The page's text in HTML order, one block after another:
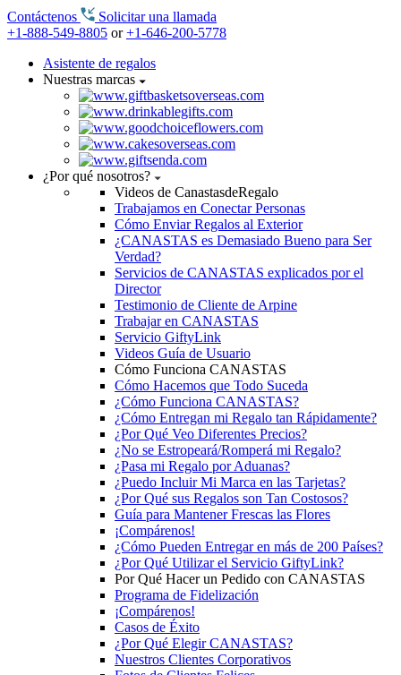
Contáctenos
Solicitar una llamada
+1-888-549-8805 or+1-646-200-5778
Asistente de regalos
Nuestras marcas
¿Por qué nosotros?
Videos de CanastasdeRegalo
Trabajamos en Conectar Personas
Cómo Enviar Regalos al Exterior
¿CANASTAS es Demasiado Bueno para Ser
Verdad?
Servicios de CANASTAS explicados por el
Director
Testimonio de Cliente de Arpine
Trabajar en CANASTAS
Servicio GiftyLink
Videos Guía de Usuario
Cómo Funciona CANASTAS
Cómo Hacemos que Todo Suceda
¿Cómo Funciona CANASTAS?
¿Cómo Entregan mi Regalo tan Rápidamente?
¿Por Qué Veo Diferentes Precios?
¿No se Estropeará/Romperá mi Regalo?
¿Pasa mi Regalo por Aduanas?
¿Puedo Incluir Mi Marca en las Tarjetas?
¿Por Qué sus Regalos son Tan Costosos?
Guía para Mantener Frescas las Flores
¡Compárenos!
¿Cómo Pueden Entregar en más de 200 Países?
¿Por Qué Utilizar el Servicio GiftyLink?
Por Qué Hacer un Pedido con CANASTAS
Programa de Fidelización
¡Compárenos!
Casos de Éxito
¿Por Qué Elegir CANASTAS?
Nuestros Clientes Corporativos